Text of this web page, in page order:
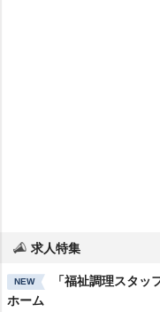
求人特集
NEW
「福祉調理スタ
ホーム